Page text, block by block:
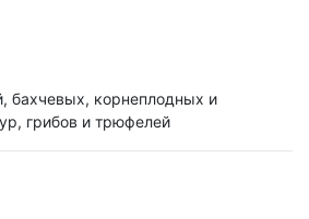
бахчевых, корнеплодных и
грибов и трюфелей